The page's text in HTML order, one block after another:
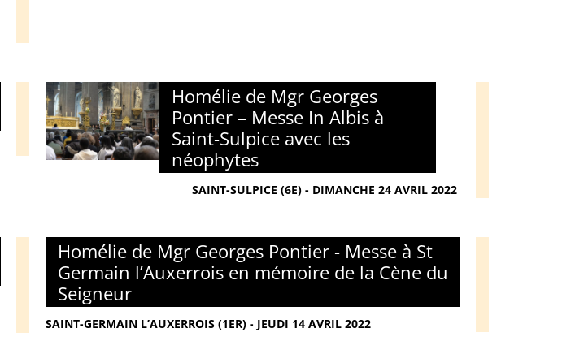
Homélie de Mgr Georges
Pontier – Messe In Albis à
Saint-Sulpice avec les
néophytes
SAINT-SULPICE (6E) - DIMANCHE 24 AVRIL 2022
Homélie de Mgr Georges Pontier - Messe à St
Germain l’Auxerrois en mémoire de la Cène du
Seigneur
SAINT-GERMAIN L’AUXERROIS (1ER) - JEUDI 14 AVRIL 2022